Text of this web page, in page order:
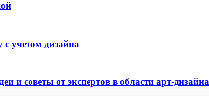
учетом дизайна
и советы от экспертов в области арт-дизайна